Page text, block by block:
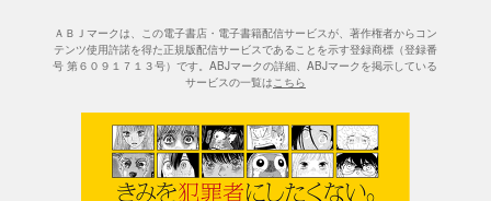
ＡＢＪマークは、この電子書店・電子書籍配信サービスが、著作権者からコン
テンツ使用許諾を得た正規版配信サービスであることを示す登録商標（登録番
号 第６０９１７１３号）です。ABJマークの詳細、ABJマークを掲示している
サービスの一覧はこちら